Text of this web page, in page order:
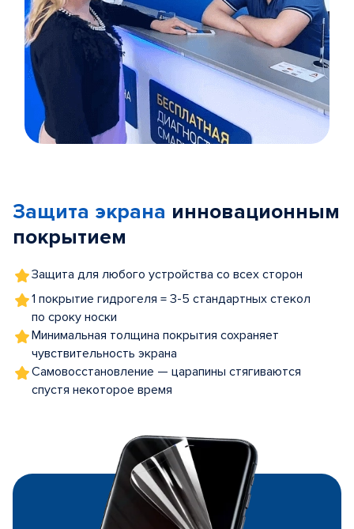
5
Защита экрана инновационным
покрытием
Защита для любого устройства со всех сторон
1 покрытие гидрогеля = 3-5 стандартных стекол
по сроку носки
Минимальная толщина покрытия сохраняет
чувствительность экрана
Самовосстановление — царапины стягиваются
спустя некоторое время